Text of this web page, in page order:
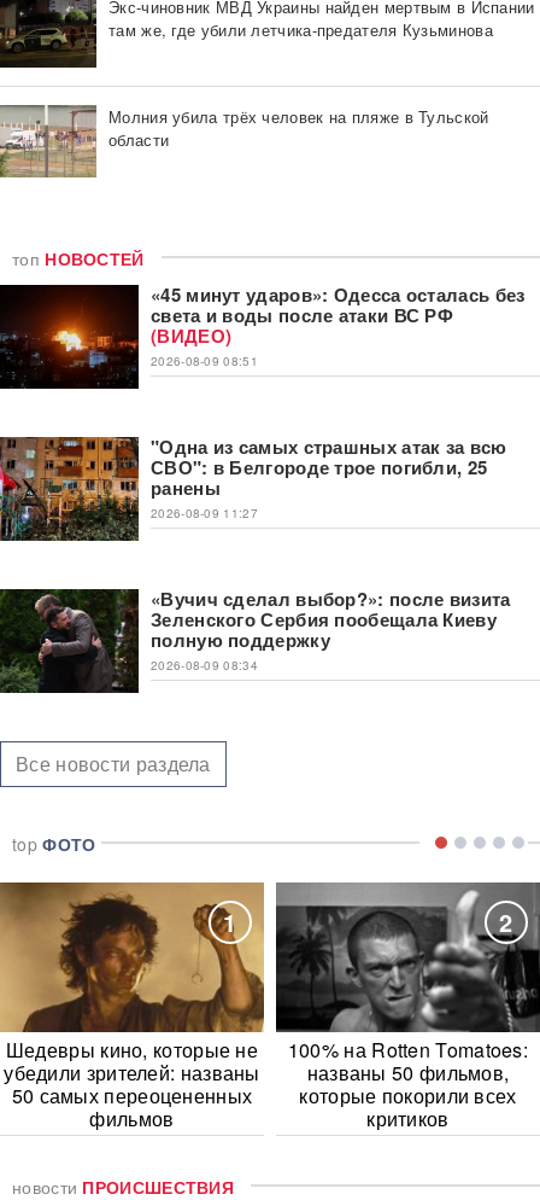
Экс-чиновник МВД Украины найден мертвым в Испании
там же, где убили летчика-предателя Кузьминова
Молния убила трёх человек на пляже в Тульской
области
топ НОВОСТЕЙ
«45 минут ударов»: Одесса осталась без
света и воды после атаки ВС РФ
(ВИДЕО)
2026-08-09 08:51
"Одна из самых страшных атак за всю
СВО": в Белгороде трое погибли, 25
ранены
2026-08-09 11:27
«Вучич сделал выбор?»: после визита
Зеленского Сербия пообещала Киеву
полную поддержку
2026-08-09 08:34
Все новости раздела
topФОТО
1
Шедевры кино, которые не
убедили зрителей: названы
50 самых переоцененных
фильмов
2
100% на Rotten Tomatoes:
названы 50 фильмов,
которые покорили всех
критиков
новости ПРОИСШЕСТВИЯ